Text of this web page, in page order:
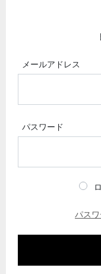
メールアドレス
パスワード
パス